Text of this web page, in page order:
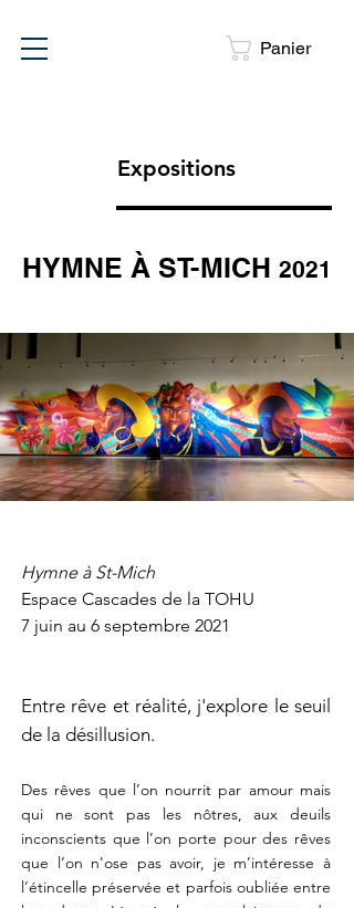
Panier
Expositions
HYMNE À ST-MICH 2021
Hymne à St-Mich
Espace Cascades de la TOHU
7 juin au 6 septembre 2021
Entre rêve et réalité, j'explore le seuil
de la désillusion.
Des rêves que l’on nourrit par amour mais
qui ne sont pas les nôtres, aux deuils
inconscients que l’on porte pour des rêves
que l’on n'ose pas avoir, je m’intéresse à
l’étincelle préservée et parfois oubliée entre